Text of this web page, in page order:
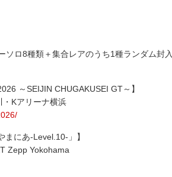
ソロ8種類＋集合レアのうち1種ランダム封入
～SEIJIN CHUGAKUSEI GT～】
Kアリーナ横浜
まにあ-Level.10-」】
Zepp Yokohama